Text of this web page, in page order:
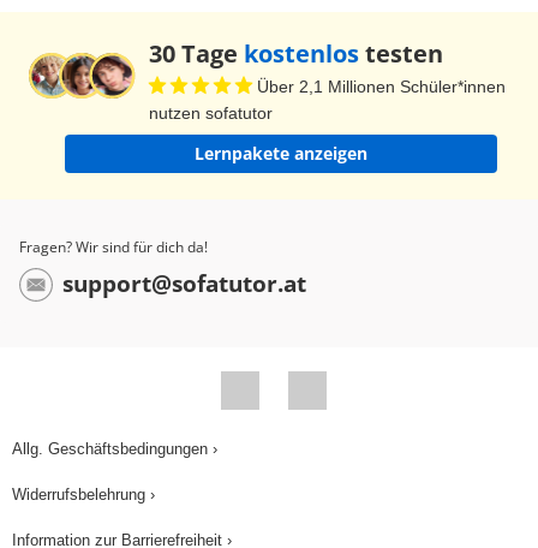
30 Tage kostenlostesten
Über 2,1 Millionen Schüler*innen
nutzen sofatutor
Lernpakete anzeigen
Fragen? Wir sind für dich da!
support@sofatutor.at
Allg. Geschäftsbedingungen ›
Widerrufsbelehrung ›
Information zur Barrierefreiheit ›